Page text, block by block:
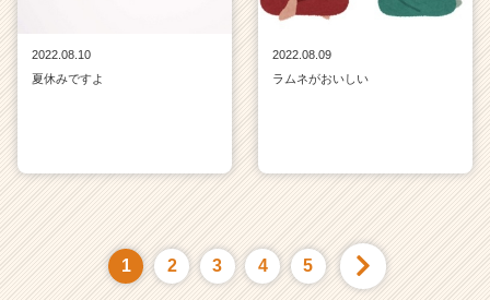
2022.08.10
夏休みですよ
2022.08.09
ラムネがおいしい
1 2 3 4 5